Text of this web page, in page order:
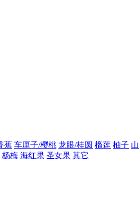
蕉 车厘子/樱桃 龙眼/桂圆 榴莲 柚子
杨梅 海红果 圣女果 其它